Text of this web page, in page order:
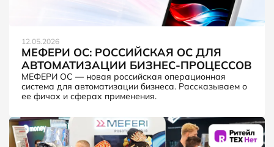
12.05.2026
МЕФЕРИ ОС: РОССИЙСКАЯ ОС ДЛЯ
АВТОМАТИЗАЦИИ БИЗНЕС-ПРОЦЕССОВ
МЕФЕРИ ОС — новая российская операционная
система для автоматизации бизнеса. Рассказываем о
ее фичах и сферах применения.